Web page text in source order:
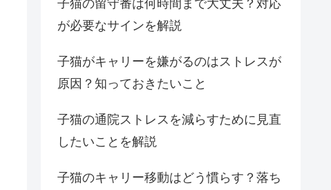
子猫の留守番は何時間まで大丈夫？対応
が必要なサインを解説
子猫がキャリーを嫌がるのはストレスが
原因？知っておきたいこと
子猫の通院ストレスを減らすために見直
したいことを解説
子猫のキャリー移動はどう慣らす？落ち